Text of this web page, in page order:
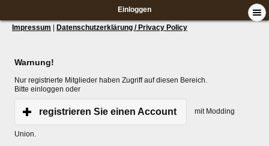
Einloggen
Impressum Datenschutzerklärung / Privacy Policy
Warnung!
Nur registrierte Mitglieder haben Zugriff auf diesen Bereich.
Bitte einloggen oder
registrieren Sie einen Account mit Modding
Union.